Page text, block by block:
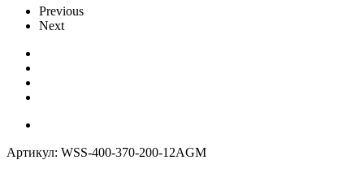
Previous
Next
Артикул: WSS-400-370-200-12AGM